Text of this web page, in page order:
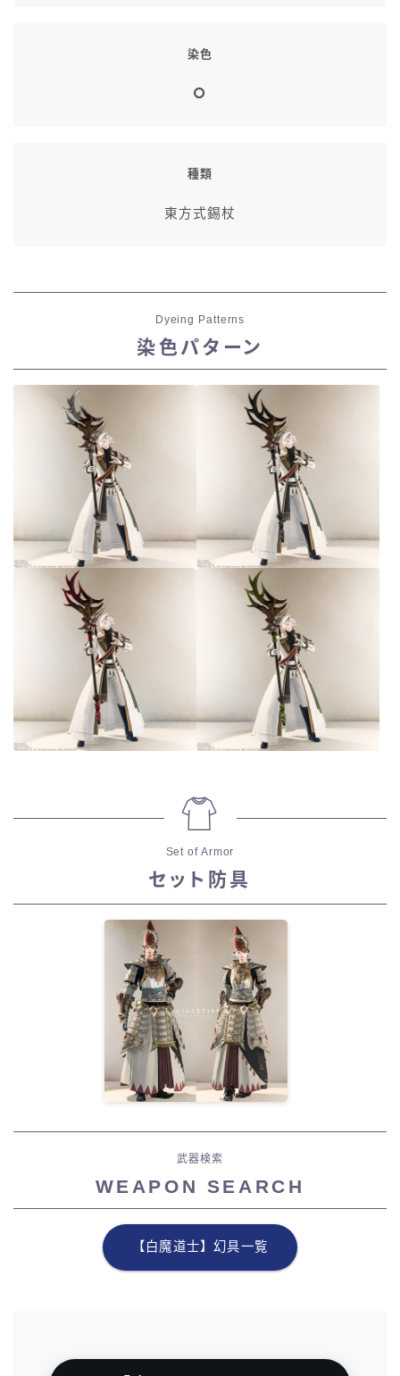
染色
種類
東方式錫杖
Dyeing Patterns
染色パターン
Set of Armor
セット防具
武器検索
WEAPON SEARCH
【白魔道士】幻具一覧